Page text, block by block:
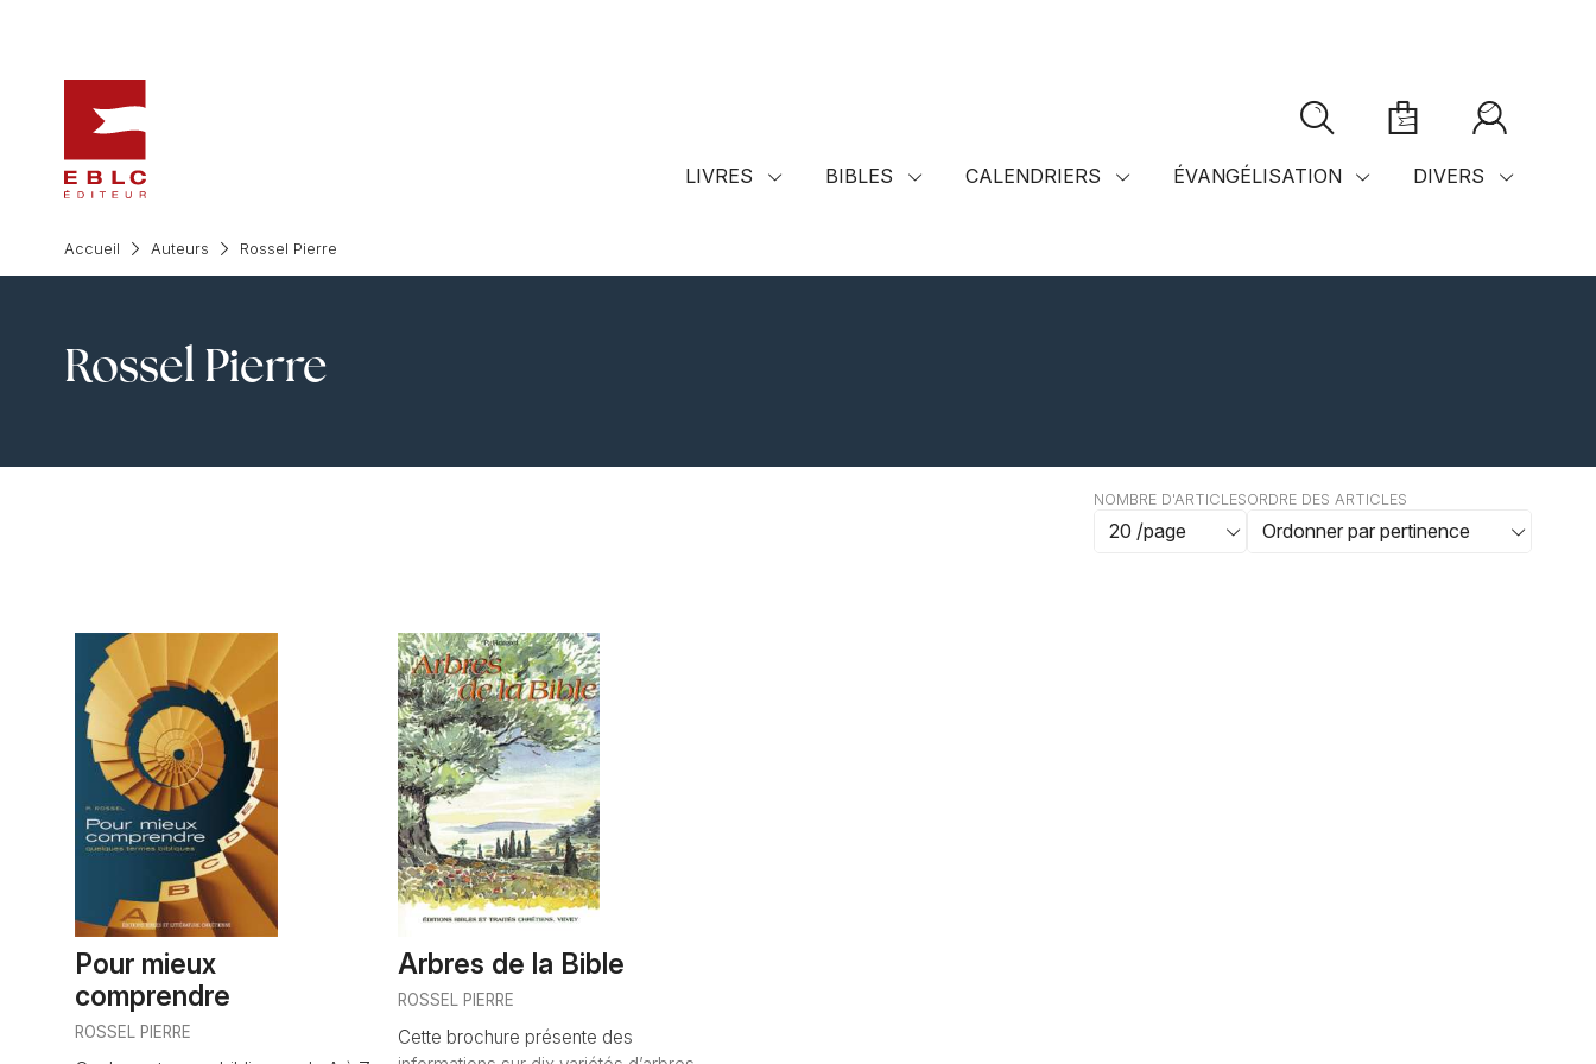
LIVRES BIBLES CALENDRIERS ÉVANGÉLISATION DIVERS
Accueil Auteurs Rossel Pierre
Rossel Pierre
NOMBRE D'ARTICLESORDRE DES ARTICLES
Pour mieux
comprendre
ROSSEL PIERRE
Arbres de la Bible
ROSSEL PIERRE
Cette brochure présente des